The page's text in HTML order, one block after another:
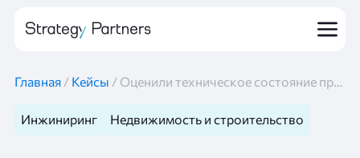
Главная / Кейсы / Оценили техническое состояние производственного объекта и рассчитали объем инвестиций в его восстановление
Инжиниринг Недвижимость и строительство